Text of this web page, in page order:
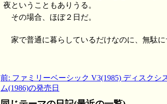
夜ということもありうる。
その場合、ほぼ２日だ。
家で普通に暮らしているだけなのに、無駄に
前: ファミリーベーシック V3(1985) ディスクシ
ム(1986)の発売日